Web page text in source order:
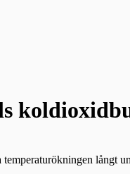
långt